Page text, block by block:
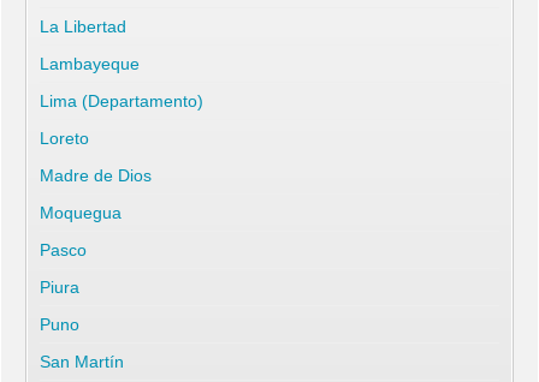
La Libertad
Lambayeque
Lima (Departamento)
Loreto
Madre de Dios
Moquegua
Pasco
Piura
Puno
San Martín